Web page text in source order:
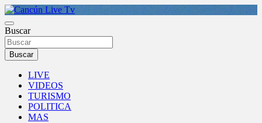
Saltar
al
contenido
Cancún Live Tv
Medio de comunicación en Cancún desde 2004
Buscar
Buscar
LIVE
VIDEOS
TURISMO
POLITICA
MAS